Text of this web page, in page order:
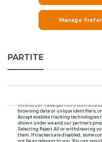
PARTITE